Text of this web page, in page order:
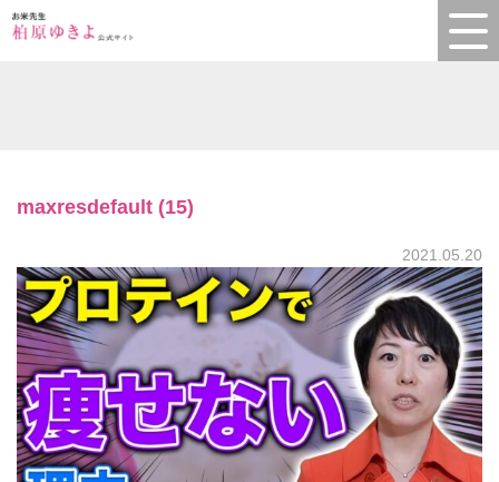
maxresdefault (15)
2021.05.20